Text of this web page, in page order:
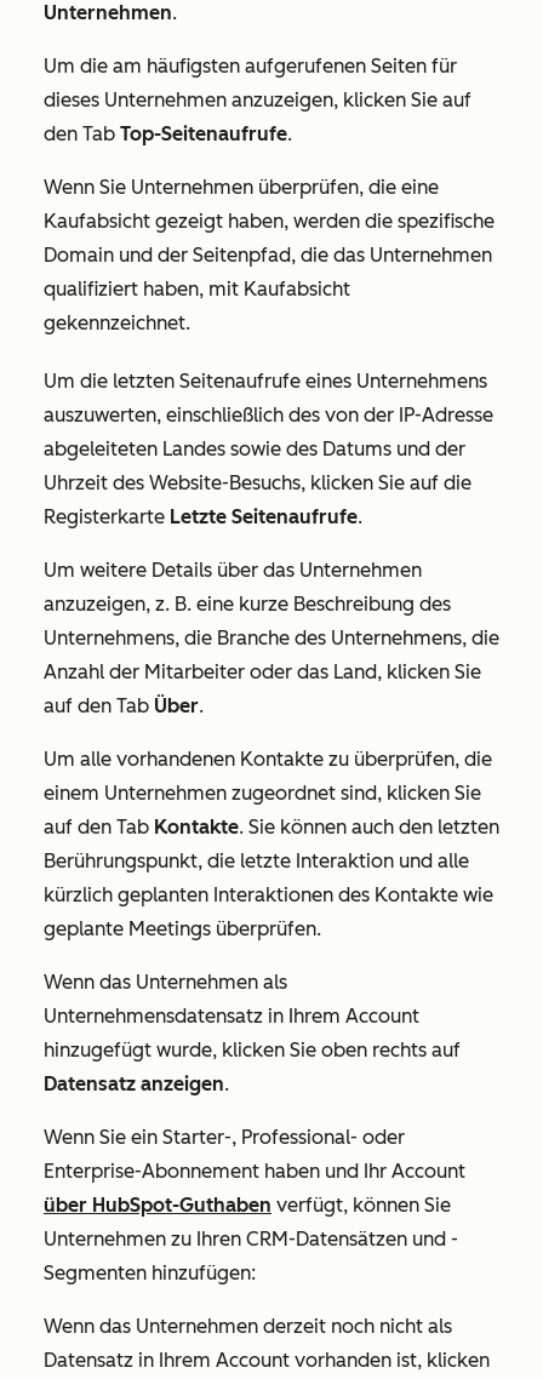
Unternehmen.
Um die am häufigsten aufgerufenen Seiten für
dieses Unternehmen anzuzeigen, klicken Sie auf
den Tab Top-Seitenaufrufe.
Wenn Sie Unternehmen überprüfen, die eine
Kaufabsicht gezeigt haben, werden die spezifische
Domain und der Seitenpfad, die das Unternehmen
qualifiziert haben, mit Kaufabsicht
gekennzeichnet.
Um die letzten Seitenaufrufe eines Unternehmens
auszuwerten, einschließlich des von der IP-Adresse
abgeleiteten Landes sowie des Datums und der
Uhrzeit des Website-Besuchs, klicken Sie auf die
Registerkarte Letzte Seitenaufrufe.
Um weitere Details über das Unternehmen
anzuzeigen, z. B. eine kurze Beschreibung des
Unternehmens, die Branche des Unternehmens, die
Anzahl der Mitarbeiter oder das Land, klicken Sie
auf den Tab Über.
Um alle vorhandenen Kontakte zu überprüfen, die
einem Unternehmen zugeordnet sind, klicken Sie
auf den Tab Kontakte. Sie können auch den letzten
Berührungspunkt, die letzte Interaktion und alle
kürzlich geplanten Interaktionen des Kontakte wie
geplante Meetings überprüfen.
Wenn das Unternehmen als
Unternehmensdatensatz in Ihrem Account
hinzugefügt wurde, klicken Sie oben rechts auf
Datensatz anzeigen.
Wenn Sie ein Starter-, Professional- oder
Enterprise-Abonnement haben und Ihr Account
über HubSpot-Guthaben verfügt, können Sie
Unternehmen zu Ihren CRM-Datensätzen und -
Segmenten hinzufügen:
Wenn das Unternehmen derzeit noch nicht als
Datensatz in Ihrem Account vorhanden ist, klicken